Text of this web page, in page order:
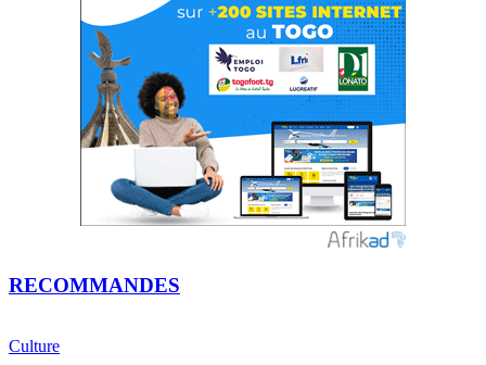
RECOMMANDES
Culture